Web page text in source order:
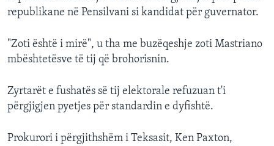
republikane në Pensilvani si kandidat për guvernator.
"Zoti është i mirë", u tha me buzëqeshje zoti Mastriano
mbështetësve të tij që brohorisnin.
Zyrtarët e fushatës së tij elektorale refuzuan t'i
përgjigjen pyetjes për standardin e dyfishtë.
Prokurori i përgjithshëm i Teksasit, Ken Paxton,